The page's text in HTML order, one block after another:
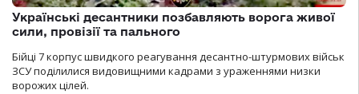
Українські десантники позбавляють ворога живої
сили, провізії та пального
Бійці 7 корпус швидкого реагування десантно-штурмових військ
ЗСУ поділилися видовищними кадрами з ураженнями низки
ворожих цілей.